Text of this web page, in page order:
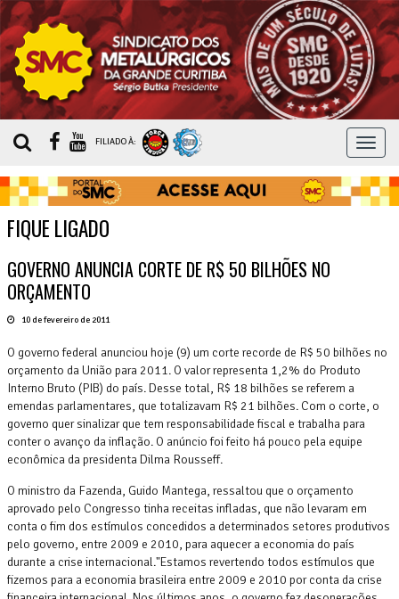
MENU
FILIADO À:
FIQUE LIGADO
GOVERNO ANUNCIA CORTE DE R$ 50 BILHÕES NO
ORÇAMENTO
10 de fevereiro de 2011
O governo federal anunciou hoje (9) um corte recorde de R$ 50 bilhões no
orçamento da União para 2011. O valor representa 1,2% do Produto
Interno Bruto (PIB) do país. Desse total, R$ 18 bilhões se referem a
emendas parlamentares, que totalizavam R$ 21 bilhões. Com o corte, o
governo quer sinalizar que tem responsabilidade fiscal e trabalha para
conter o avanço da inflação. O anúncio foi feito há pouco pela equipe
econômica da presidenta Dilma Rousseff.
O ministro da Fazenda, Guido Mantega, ressaltou que o orçamento
aprovado pelo Congresso tinha receitas infladas, que não levaram em
conta o fim dos estímulos concedidos a determinados setores produtivos
pelo governo, entre 2009 e 2010, para aquecer a economia do país
durante a crise internacional."Estamos revertendo todos estímulos que
fizemos para a economia brasileira entre 2009 e 2010 por conta da crise